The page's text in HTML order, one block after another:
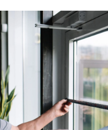
(ціна від)
(ціна від)
(ціна від)
(ціна від)
(ціна від)
(ціна від)
(ціна від)
(ціна від)
(ціна від)
(ціна від)
(ціна від)